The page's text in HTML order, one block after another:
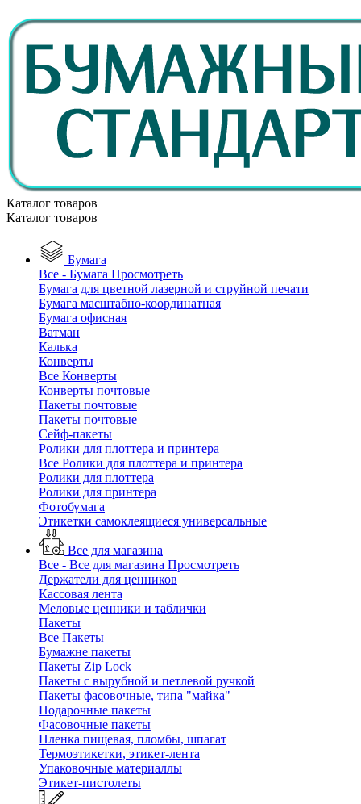
Каталог товаров
Каталог товаров
Бумага
Все - Бумага Просмотреть
Бумага для цветной лазерной и струйной печати
Бумага масштабно-координатная
Бумага офисная
Ватман
Калька
Конверты
Все Конверты
Конверты почтовые
Пакеты почтовые
Пакеты почтовые
Сейф-пакеты
Ролики для плоттера и принтера
Все Ролики для плоттера и принтера
Ролики для плоттера
Ролики для принтера
Фотобумага
Этикетки самоклеящиеся универсальные
Все для магазина
Все - Все для магазина Просмотреть
Держатели для ценников
Кассовая лента
Меловые ценники и таблички
Пакеты
Все Пакеты
Бумажне пакеты
Пакеты Zip Lock
Пакеты с вырубной и петлевой ручкой
Пакеты фасовочные, типа "майка"
Подарочные пакеты
Фасовочные пакеты
Пленка пищевая, пломбы, шпагат
Термоэтикетки, этикет-лента
Упаковочные материаллы
Этикет-пистолеты